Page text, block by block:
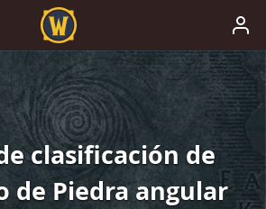
clasificación de
de Piedra angular